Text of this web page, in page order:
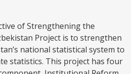
of Strengthening the
Project is to strengthen
national statistical system to
statistics. This project has four